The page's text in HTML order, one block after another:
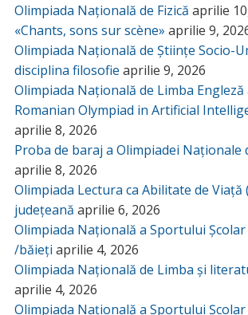
Olimpiada Națională de Fizică aprilie
«Chants, sons sur scène» aprilie 9,
Olimpiada Națională de Științe Socio-
disciplina filosofie aprilie 9, 2026
Olimpiada Națională de Limba Engleză
Romanian Olympiad in Artificial
aprilie 8, 2026
Proba de baraj a Olimpiadei Naționale
aprilie 8, 2026
Olimpiada Lectura ca Abilitate de Viață
județeană aprilie 6, 2026
Olimpiada Națională a Sportului
/băieți aprilie 4, 2026
Olimpiada Națională de Limba și
aprilie 4, 2026
Olimpiada Națională a Sportului